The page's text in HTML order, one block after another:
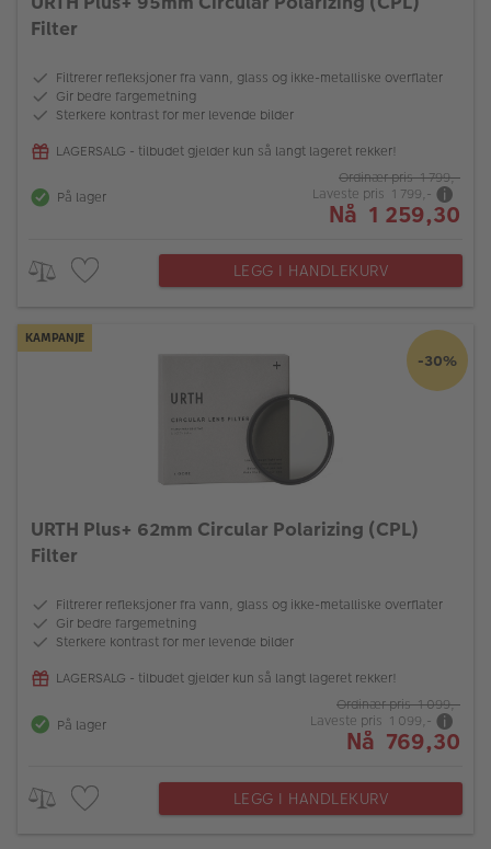
Filter
Filtrerer refleksjoner fra vann, glass og ikke-metalliske overflater
Gir bedre fargemetning
Sterkere kontrast for mer levende bilder
LAGERSALG - tilbudet gjelder kun så langt lageret rekker!
På lager
Ordinær pris 1 799,-
Laveste pris 1 799,-
Nå 1 259,30
LEGG I HANDLEKURV
KAMPANJE
-30%
URTH Plus+ 62mm Circular Polarizing (CPL)
Filter
Filtrerer refleksjoner fra vann, glass og ikke-metalliske overflater
Gir bedre fargemetning
Sterkere kontrast for mer levende bilder
LAGERSALG - tilbudet gjelder kun så langt lageret rekker!
På lager
Ordinær pris 1 099,-
Laveste pris 1 099,-
Nå 769,30
LEGG I HANDLEKURV